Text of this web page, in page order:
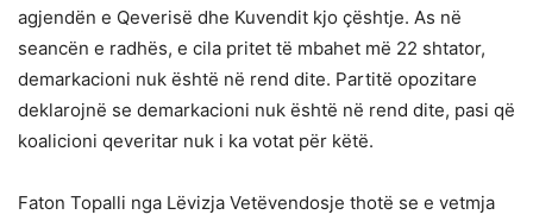
agjendën e Qeverisë dhe Kuvendit kjo çështje. As në
seancën e radhës, e cila pritet të mbahet më 22 shtator,
demarkacioni nuk është në rend dite. Partitë opozitare
deklarojnë se demarkacioni nuk është në rend dite, pasi që
koalicioni qeveritar nuk i ka votat për këtë.
Faton Topalli nga Lëvizja Vetëvendosje thotë se e vetmja